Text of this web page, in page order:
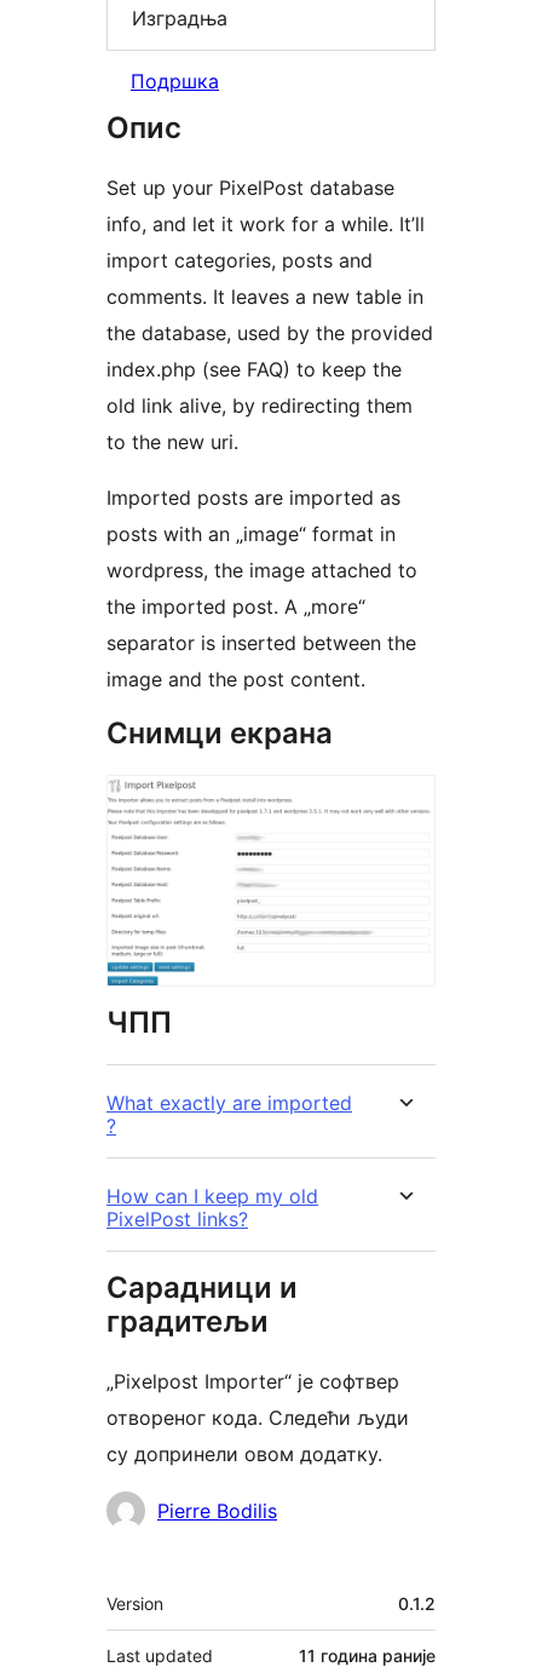
Изградња
Подршка
Опис
Set up your PixelPost database
info, and let it work for a while. It’ll
import categories, posts and
comments. It leaves a new table in
the database, used by the provided
index.php (see FAQ) to keep the
old link alive, by redirecting them
to the new uri.
Imported posts are imported as
posts with an „image“ format in
wordpress, the image attached to
the imported post. A „more“
separator is inserted between the
image and the post content.
Снимци екрана
ЧПП
What exactly are imported
?
How can I keep my old
PixelPost links?
Сарадници и
градитељи
„Pixelpost Importer“ је софтвер
отвореног кода. Следећи људи
су допринели овом додатку.
СараднициPierre Bodilis
Мета
Version 0.1.2
Last updated 11 година раније